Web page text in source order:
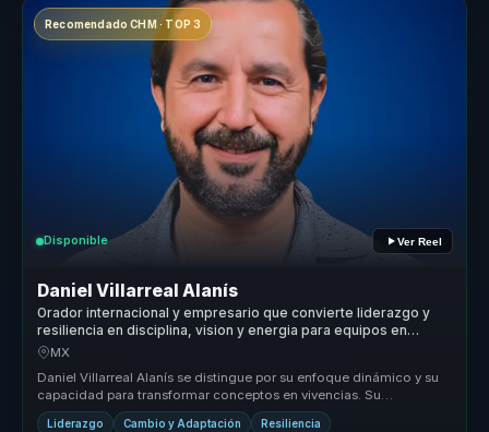
Recomendado CHM · TOP 3
Disponible Ver Reel
Daniel Villarreal Alanís
Orador internacional y empresario que convierte liderazgo y
resiliencia en disciplina, vision y energia para equipos en
cambio.
MX
Daniel Villarreal Alanís se distingue por su enfoque dinámico y su
capacidad para transformar conceptos en vivencias. Su
metodología comb...
Liderazgo Cambio y Adaptación Resiliencia